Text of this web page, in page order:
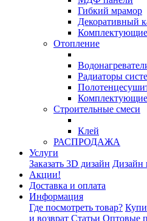
Гибкий мрамор
Декоративный
Отопление
Радиаторы
Комплектующие
Строительные смеси
Клей
РАСПРОДАЖА
Услуги
Заказать 3D дизайн Дизайн
Акции!
Доставка и оплата
Информация
Где посмотреть товар?
и возврат Статьи Оптовые